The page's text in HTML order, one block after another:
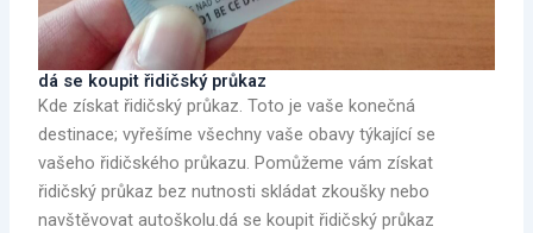
dá se koupit řidičský průkaz
Kde získat řidičský průkaz. Toto je vaše konečná
destinace; vyřešíme všechny vaše obavy týkající se
vašeho řidičského průkazu. Pomůžeme vám získat
řidičský průkaz bez nutnosti skládat zkoušky nebo
navštěvovat autoškolu.dá se koupit řidičský průkaz